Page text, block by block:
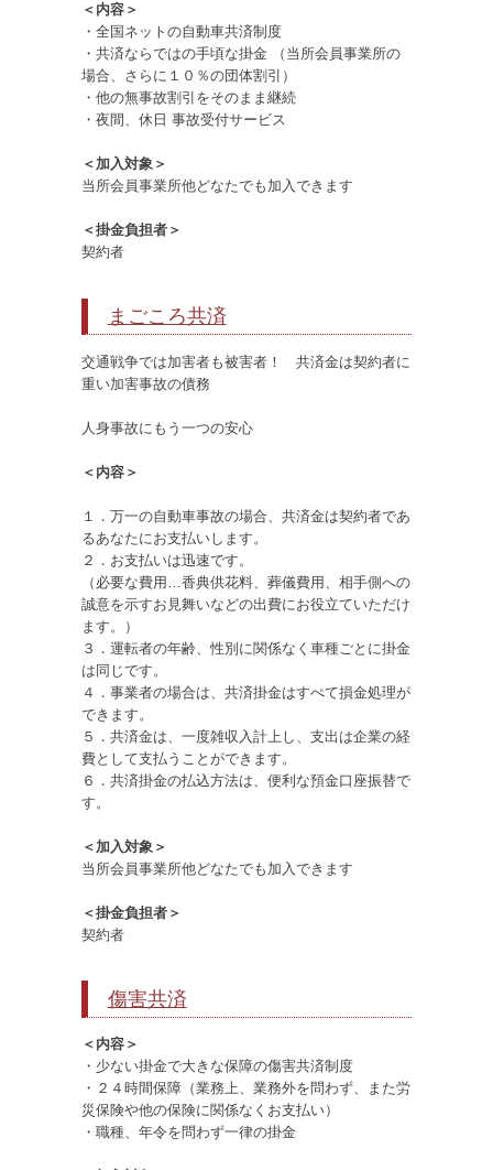
＜内容＞
・全国ネットの自動車共済制度
・共済ならではの手頃な掛金 （当所会員事業所の
場合、さらに１０％の団体割引）
・他の無事故割引をそのまま継続
・夜間、休日 事故受付サービス
＜加入対象＞
当所会員事業所他どなたでも加入できます
＜掛金負担者＞
契約者
まごころ共済
交通戦争では加害者も被害者！ 共済金は契約者に
重い加害事故の債務
人身事故にもう一つの安心
＜内容＞
１．万一の自動車事故の場合、共済金は契約者であ
るあなたにお支払いします。
２．お支払いは迅速です。
（必要な費用…香典供花料、葬儀費用、相手側への
誠意を示すお見舞いなどの出費にお役立ていただけ
ます。）
３．運転者の年齢、性別に関係なく車種ごとに掛金
は同じです。
４．事業者の場合は、共済掛金はすぺて損金処理が
できます。
５．共済金は、一度雑収入計上し、支出は企業の経
費として支払うことができます。
６．共済掛金の払込方法は、便利な預金口座振替で
す。
＜加入対象＞
当所会員事業所他どなたでも加入できます
＜掛金負担者＞
契約者
傷害共済
＜内容＞
・少ない掛金で大きな保障の傷害共済制度
・２４時間保障（業務上、業務外を問わず、また労
災保険や他の保険に関係なくお支払い）
・職種、年令を問わず一律の掛金